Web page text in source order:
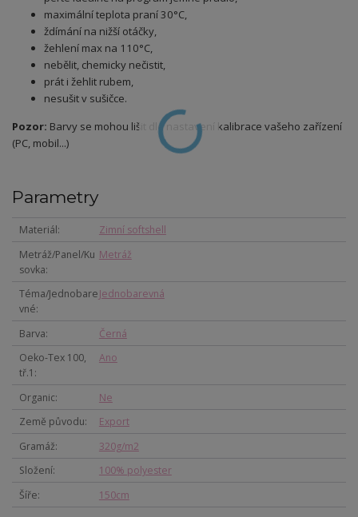
maximální teplota praní 30°C,
ždímání na nižší otáčky,
žehlení max na 110°C,
nebělit, chemicky nečistit,
prát i žehlit rubem,
nesušit v sušičce.
Pozor: Barvy se mohou lišit dle nastavení kalibrace vašeho zařízení
(PC, mobil...)
Parametry
Materiál
Zimní softshell
Metráž/Panel/Ku
sovka
Metráž
Téma/Jednobare
vné
Jednobarevná
Barva
Černá
Oeko-Tex 100,
tř.1
Ano
Organic
Ne
Země původu
Export
Gramáž
320g/m2
Složení
100% polyester
Šíře
150cm